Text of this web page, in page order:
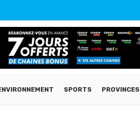
SPORTS PROVINCES